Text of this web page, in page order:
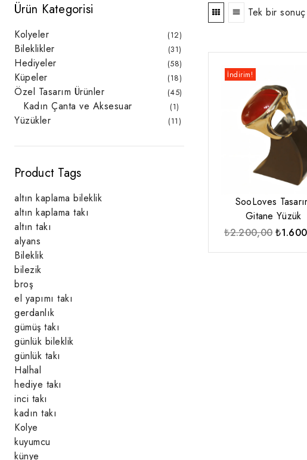
Tek bir
İndirim!
SooLoves
Gitane Yüzük
₺2.200,00 ₺
Ürün Kategorisi
Kolyeler 1212
ürün
Bileklikler 3131
ürün
Hediyeler 5858
ürün
Küpeler 1818
ürün
Özel Tasarım Ürünler 4545
Kadın Çanta ve Aksesuar 11
ürün
Yüzükler 1111
Product Tags
altın kaplama bileklik
altın kaplama takı
altın takı
alyans
Bileklik
bilezik
broş
el yapımı takı
gerdanlık
gümüş takı
günlük bileklik
günlük takı
Halhal
hediye takı
inci takı
kadın takı
Kolye
kuyumcu
künye